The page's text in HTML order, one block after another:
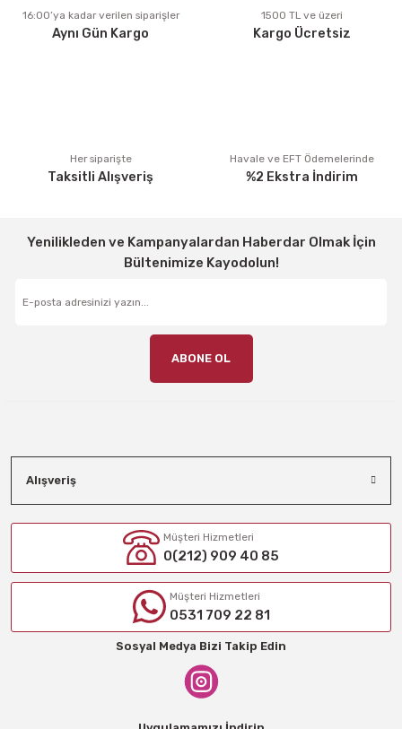
Ürün fiyatı diğer sitelerden daha pahalı.
Bu ürüne benzer farklı alternatifler olmalı.
16:00’ya kadar verilen siparişler
Aynı Gün Kargo
1500 TL ve üzeri
Kargo Ücretsiz
Her siparişte
Taksitli Alışveriş
Havale ve EFT Ödemelerinde
%2 Ekstra İndirim
Yenilikleden ve Kampanyalardan Haberdar Olmak İçin
Bültenimize Kayodolun!
ABONE OL
Alışveriş
Müşteri Hizmetleri
0(212) 909 40 85
Müşteri Hizmetleri
0531 709 22 81
Sosyal Medya Bizi Takip Edin